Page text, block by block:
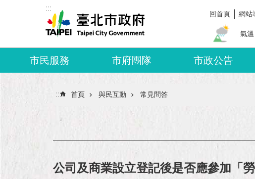
跳到主要內容區塊
:::
回首頁 網站
氣溫
市民服務 市府團隊 市政公告
::: 首頁 與民互動 常見問答
公司及商業設立登記後是否應參加「